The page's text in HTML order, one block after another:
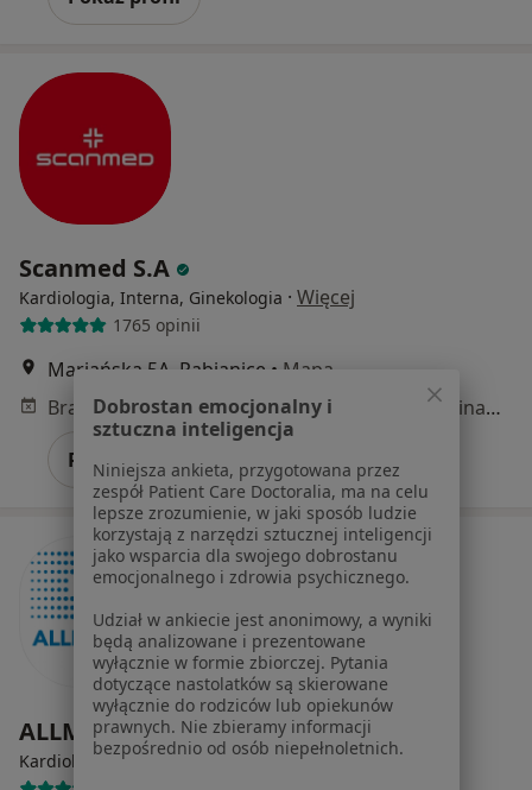
Scanmed S.A
Kardiologia, Interna, Ginekologia · Więcej
1765 opinii
Mariańska 5A, Pabianice • Mapa
Brak dostępnych specjalistów z wolnymi terminami w tym centrum medycznym.
Pokaż profil
ALLMEDICA
Kardiologia, Pediatria, Interna· Więcej
Dobrostan emocjonalny i
sztuczna inteligencja
Niniejsza ankieta, przygotowana przez
zespół Patient Care Doctoralia, ma na celu
lepsze zrozumienie, w jaki sposób ludzie
korzystają z narzędzi sztucznej inteligencji
jako wsparcia dla swojego dobrostanu
emocjonalnego i zdrowia psychicznego.
Udział w ankiecie jest anonimowy, a wyniki
będą analizowane i prezentowane
wyłącznie w formie zbiorczej. Pytania
dotyczące nastolatków są skierowane
wyłącznie do rodziców lub opiekunów
prawnych. Nie zbieramy informacji
bezpośrednio od osób niepełnoletnich.